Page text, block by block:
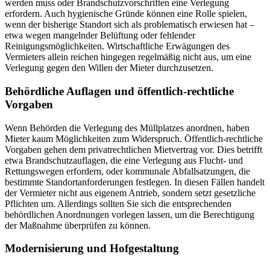
werden muss oder Brandschutzvorschriften eine Verlegung
erfordern. Auch hygienische Gründe können eine Rolle spielen,
wenn der bisherige Standort sich als problematisch erwiesen hat –
etwa wegen mangelnder Belüftung oder fehlender
Reinigungsmöglichkeiten. Wirtschaftliche Erwägungen des
Vermieters allein reichen hingegen regelmäßig nicht aus, um eine
Verlegung gegen den Willen der Mieter durchzusetzen.
Behördliche Auflagen und öffentlich-rechtliche
Vorgaben
Wenn Behörden die Verlegung des Müllplatzes anordnen, haben
Mieter kaum Möglichkeiten zum Widerspruch. Öffentlich-rechtliche
Vorgaben gehen dem privatrechtlichen Mietvertrag vor. Dies betrifft
etwa Brandschutzauflagen, die eine Verlegung aus Flucht- und
Rettungswegen erfordern, oder kommunale Abfallsatzungen, die
bestimmte Standortanforderungen festlegen. In diesen Fällen handelt
der Vermieter nicht aus eigenem Antrieb, sondern setzt gesetzliche
Pflichten um. Allerdings sollten Sie sich die entsprechenden
behördlichen Anordnungen vorlegen lassen, um die Berechtigung
der Maßnahme überprüfen zu können.
Modernisierung und Hofgestaltung